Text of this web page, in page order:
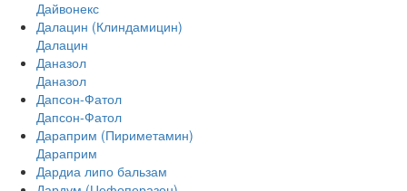
Дайвонекс
Далацин (Клиндамицин)
Далацин
Даназол
Даназол
Дапсон-Фатол
Дапсон-Фатол
Дараприм (Пириметамин)
Дараприм
Дардиа липо бальзам